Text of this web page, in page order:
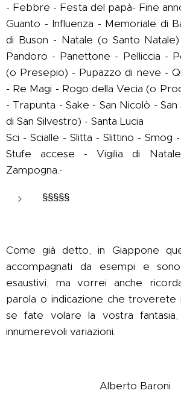
- Febbre - Festa del papà- Fine
Guanto - Influenza - Memoriale di
di Buson - Natale (o Santo
Pandoro - Panettone - Pelliccia -
(o Presepio) - Pupazzo di neve -
- Re Magi - Rogo della Vecia (o
- Trapunta - Sake - San Nicolò -
di San Silvestro) - Santa Lucia
Sci - Scialle - Slitta - Slittino - Smog
Stufe accese - Vigilia di
Zampogna.-
§§§§§
Come già detto, in Giappone
accompagnati da esempi e
esaustivi; ma vorrei anche
parola o indicazione che troverete
se fate volare la vostra
innumerevoli variazioni.
Alberto Baroni